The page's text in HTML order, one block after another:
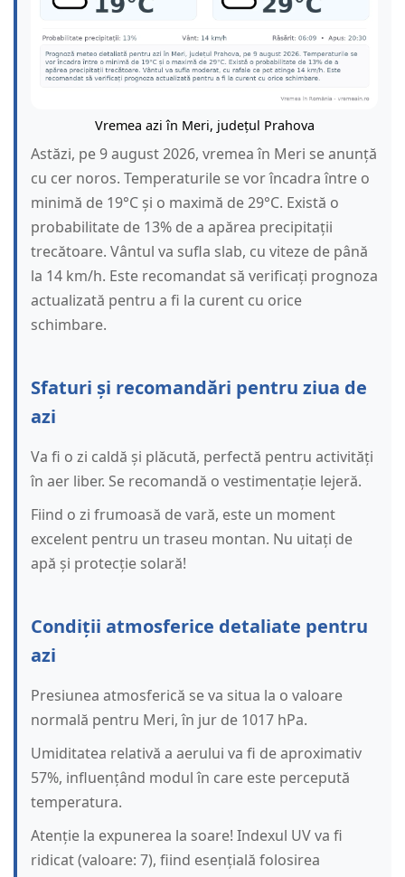
Vremea azi în Meri, județul Prahova
Astăzi, pe 9 august 2026, vremea în Meri se anunță
cu cer noros. Temperaturile se vor încadra între o
minimă de 19°C și o maximă de 29°C. Există o
probabilitate de 13% de a apărea precipitații
trecătoare. Vântul va sufla slab, cu viteze de până
la 14 km/h. Este recomandat să verificați prognoza
actualizată pentru a fi la curent cu orice
schimbare.
Sfaturi și recomandări pentru ziua de
azi
Va fi o zi caldă și plăcută, perfectă pentru activități
în aer liber. Se recomandă o vestimentație lejeră.
Fiind o zi frumoasă de vară, este un moment
excelent pentru un traseu montan. Nu uitați de
apă și protecție solară!
Condiții atmosferice detaliate pentru
azi
Presiunea atmosferică se va situa la o valoare
normală pentru Meri, în jur de 1017 hPa.
Umiditatea relativă a aerului va fi de aproximativ
57%, influențând modul în care este percepută
temperatura.
Atenție la expunerea la soare! Indexul UV va fi
ridicat (valoare: 7), fiind esențială folosirea